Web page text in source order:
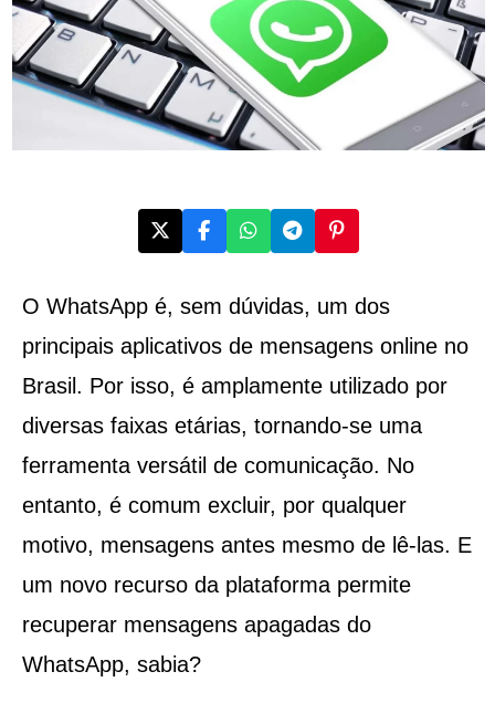
O WhatsApp é, sem dúvidas, um dos
principais aplicativos de mensagens online no
Brasil. Por isso, é amplamente utilizado por
diversas faixas etárias, tornando-se uma
ferramenta versátil de comunicação. No
entanto, é comum excluir, por qualquer
motivo, mensagens antes mesmo de lê-las. E
um novo recurso da plataforma permite
recuperar mensagens apagadas do
WhatsApp, sabia?